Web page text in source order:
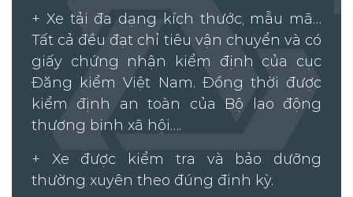
+ Xe tải đa dạng kích thước, mẫu mã…
Tất cả đều đạt chỉ tiêu vận chuyển và có
giấy chứng nhận kiểm định của cục
Đăng kiểm Việt Nam. Đồng thời được
kiểm định an toàn của Bộ lao động
thương binh xã hội….
+ Xe được kiểm tra và bảo dưỡng
thường xuyên theo đúng định kỳ.